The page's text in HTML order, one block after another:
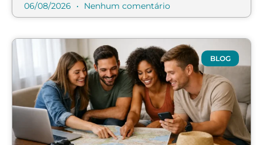
06/08/2026 Nenhum comentário
BLOG